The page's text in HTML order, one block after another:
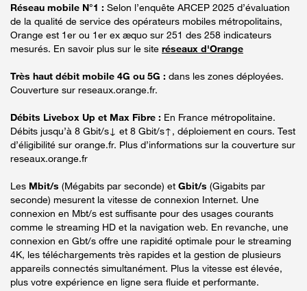
Réseau mobile N°1 : Selon l’enquête ARCEP 2025 d’évaluation
de la qualité de service des opérateurs mobiles métropolitains,
Orange est 1er ou 1er ex æquo sur 251 des 258 indicateurs
mesurés. En savoir plus sur le site réseaux d'Orange
Très haut débit mobile 4G ou 5G : dans les zones déployées.
Couverture sur reseaux.orange.fr.
Débits Livebox Up et Max Fibre : En France métropolitaine.
Débits jusqu’à 8 Gbit/s↓ et 8 Gbit/s↑, déploiement en cours. Test
d’éligibilité sur orange.fr. Plus d’informations sur la couverture sur
reseaux.orange.fr
Les Mbit/s (Mégabits par seconde) et Gbit/s (Gigabits par
seconde) mesurent la vitesse de connexion Internet. Une
connexion en Mbt/s est suffisante pour des usages courants
comme le streaming HD et la navigation web. En revanche, une
connexion en Gbt/s offre une rapidité optimale pour le streaming
4K, les téléchargements très rapides et la gestion de plusieurs
appareils connectés simultanément. Plus la vitesse est élevée,
plus votre expérience en ligne sera fluide et performante.